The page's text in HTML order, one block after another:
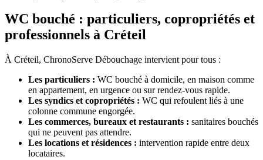
WC bouché : particuliers, copropriétés et
professionnels à Créteil
À Créteil, ChronoServe Débouchage intervient pour tous :
Les particuliers : WC bouché à domicile, en maison comme
en appartement, en urgence ou sur rendez-vous rapide.
Les syndics et copropriétés : WC qui refoulent liés à une
colonne commune engorgée.
Les commerces, bureaux et restaurants : sanitaires bouchés
qui ne peuvent pas attendre.
Les locations et résidences : intervention rapide entre deux
locataires.